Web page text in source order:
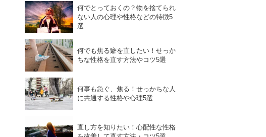
何でとっておくの？物を捨てられ
ない人の心理や性格などの特徴5
選
何でも焦る癖を直したい！せっか
ちな性格を直す方法やコツ5選
何事も急ぐ、焦る！せっかちな人
に共通する性格や心理5選
直し方を知りたい！心配性な性格